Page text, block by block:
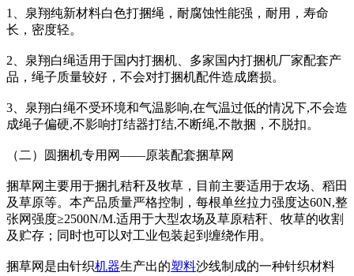
1、泉翔纯新材料白色打捆绳，耐腐蚀性能强，耐用，寿命
长，密度轻。
2、泉翔白绳适用于国内打捆机、多家国内打捆机厂家配套产
品，绳子质量较好，不会对打捆机配件造成磨损。
3、泉翔白绳不受环境和气温影响,在气温过低的情况下,不会造
成绳子偏硬,不影响打结器打结,不断绳,不散捆，不脱扣。
（二）圆捆机专用网——原装配套捆草网
捆草网主要用于捆扎秸秆及牧草，目前主要适用于农场、稻田
及草原等。本产品质量严格控制，每根单丝拉力强度达60N,整
张网强度≥2500N/M.适用于大型农场及草原秸秆、牧草的收割
及贮存；同时也可以对工业包装起到缠绕作用。
捆草网是由针织机器生产出的塑料沙线制成的一种针织材料